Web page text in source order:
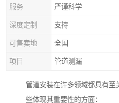
服务 严谨科学
深度定制 支持
可售卖地 全国
项目 管道测漏
管道安装在许多领域都具有至
些体现其重要性的方面：